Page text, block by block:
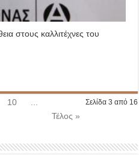
στους καλλιτέχνες του
Σελίδα 3 από 16
10
...
Τέλος »